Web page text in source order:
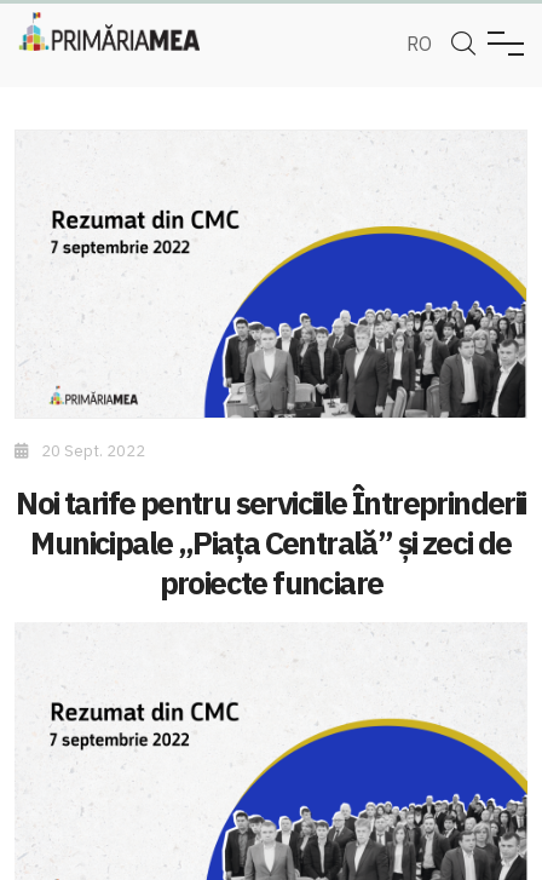
RO
20 Sept. 2022
Noi tarife pentru serviciile Întreprinderii
Municipale „Piața Centrală” și zeci de
proiecte funciare